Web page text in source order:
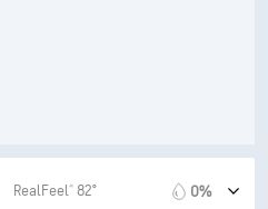
30000 ft
RealFeel® 82° 0%